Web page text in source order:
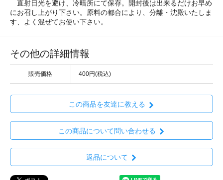
直射日光を避け、冷暗所にて保存。開封後は出来るだけお早め
にお召し上がり下さい。原料の都合により、分離・沈殿いたしま
す、よく混ぜてお使い下さい。
その他の詳細情報
販売価格 400円(税込)
この商品を友達に教える
この商品について問い合わせる
返品について